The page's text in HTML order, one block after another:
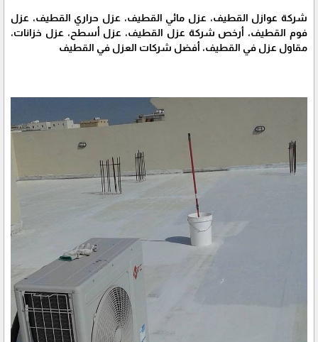
شركة عوازل القطيف، عزل مائي القطيف، عزل حراري القطيف، عزل
فوم القطيف، أرخص شركة عزل القطيف، عزل أسطح، عزل خزانات،
مقاول عزل في القطيف، أفضل شركات العزل في القطيف